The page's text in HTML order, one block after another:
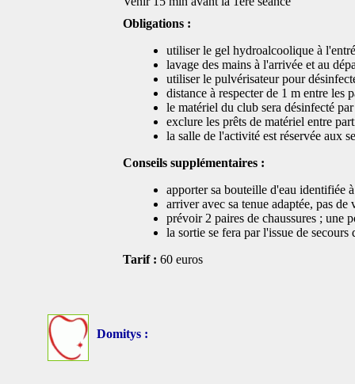
Obligations :
utiliser le gel hydroalcoolique à
lavage des mains à l'arrivée et au
utiliser le pulvérisateur pour
distance à respecter de 1 m entre les
le matériel du club sera désinfecté
exclure les prêts de matériel entre
la salle de l'activité est réservée aux
Conseils supplémentaires :
apporter sa bouteille d'eau identifiée
arriver avec sa tenue adaptée, pas de
prévoir 2 paires de chaussures ; une
la sortie se fera par l'issue de secours
Tarif : 60 euros
Domitys :